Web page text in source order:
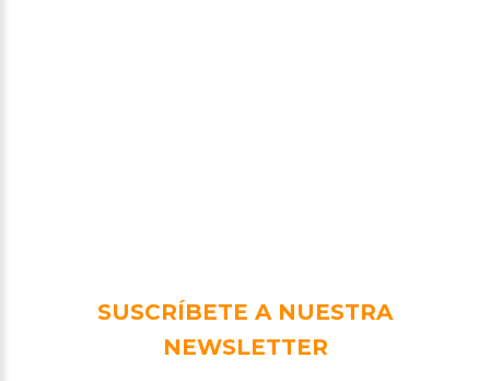
SUSCRÍBETE A NUESTRA
NEWSLETTER